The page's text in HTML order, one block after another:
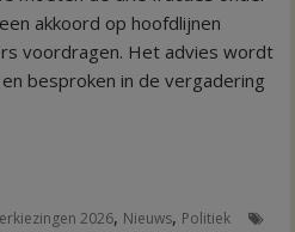
akkoord op hoofdlijnen
voordragen. Het advies wordt
besproken in de vergadering
2026, Nieuws, Politiek